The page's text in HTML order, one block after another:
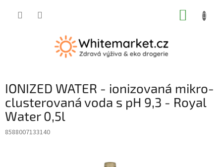
IONIZED WATER - ionizovaná mikro-
clusterovaná voda s pH 9,3 - Royal
Water 0,5l
8588007133140